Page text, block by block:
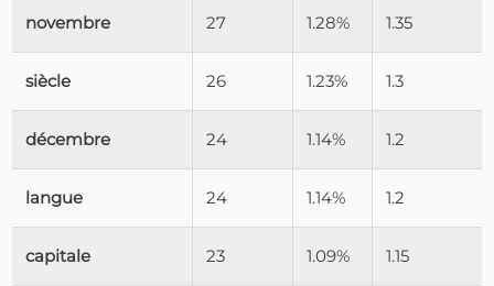
novembre 27 1.28% 1.35
siècle 26 1.23% 1.3
décembre 24 1.14% 1.2
langue 24 1.14% 1.2
capitale 23 1.09% 1.15